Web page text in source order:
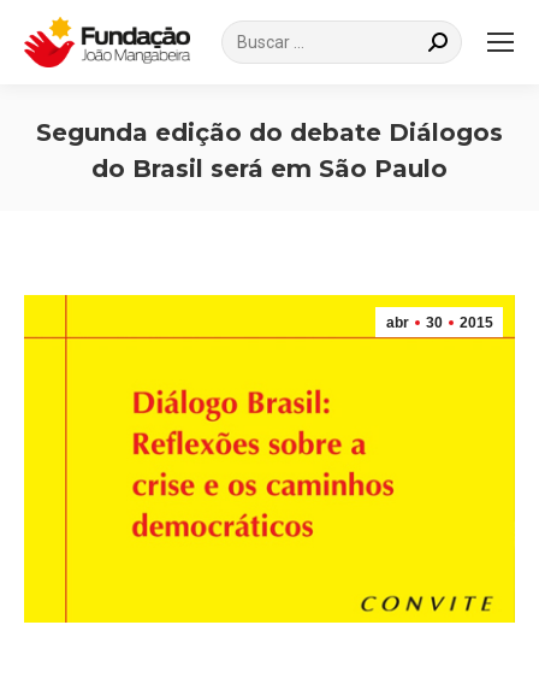
Search:
Segunda edição do debate Diálogos
do Brasil será em São Paulo
abr 30 2015